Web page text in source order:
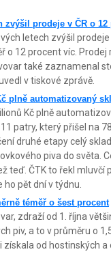
prodeje v ČR o
letech zvýšil
o 12 procent víc. Prodej
také zaznamenal
v tiskové zprávě.
plně automatizovaný
Kč plně
patry, který přišel na
druhé etapy celý
piva do světa.
teď. ČTK to řekl mluvčí
ho pět dní v týdnu.
téměř o šest procent
zdraží od 1. října
piv, a to v průměru o
od hostinských